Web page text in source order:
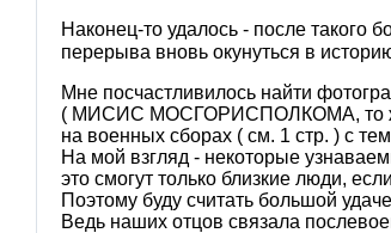
Наконец-то удалось - после такого
перерыва вновь окунуться в
Мне посчастливилось найти
( МИСИС МОСГОРИСПОЛКОМА, то же
на военных сборах ( см. 1 стр. ) с
На мой взгляд - некоторые
это смогут только близкие люди,
Поэтому буду считать большой
Ведь наших отцов связала